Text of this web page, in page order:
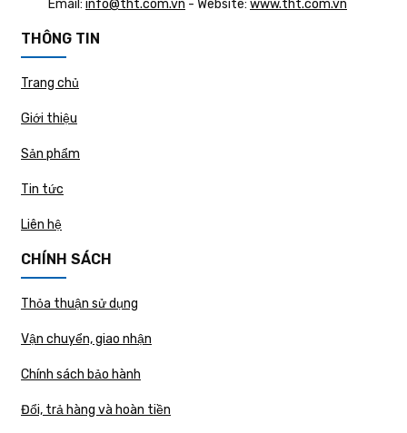
Email: info@tht.com.vn - Website: www.tht.com.vn
THÔNG TIN
Trang chủ
Giới thiệu
Sản phẩm
Tin tức
Liên hệ
CHÍNH SÁCH
Thỏa thuận sử dụng
Vận chuyển, giao nhận
Chính sách bảo hành
Đổi, trả hàng và hoàn tiền